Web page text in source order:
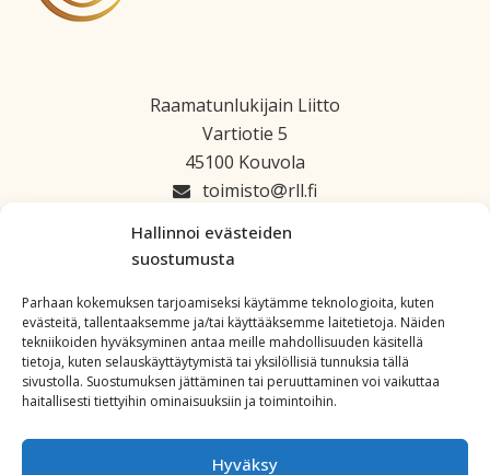
Hallinnoi evästeiden
suostumusta
Parhaan kokemuksen tarjoamiseksi käytämme teknologioita, kuten
evästeitä, tallentaaksemme ja/tai käyttääksemme laitetietoja. Näiden
tekniikoiden hyväksyminen antaa meille mahdollisuuden käsitellä
tietoja, kuten selauskäyttäytymistä tai yksilöllisiä tunnuksia tällä
sivustolla. Suostumuksen jättäminen tai peruuttaminen voi vaikuttaa
haitallisesti tiettyihin ominaisuuksiin ja toimintoihin.
Hyväksy
Raamatunlukijain Liitto
Vartiotie 5
45100 Kouvola
toimisto
rll.fi